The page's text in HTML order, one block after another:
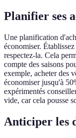
Planifier ses
Une planification
économiser.
respectez-la. Cela
compte des saisons
exemple, acheter des
économiser jusqu'à
expérimentés
vide, car cela pousse
Anticiper les